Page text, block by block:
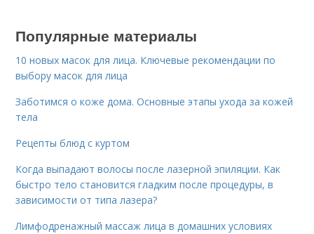
Популярные материалы
10 новых масок для лица. Ключевые рекомендации по
выбору масок для лица
Заботимся о коже дома. Основные этапы ухода за кожей
тела
Рецепты блюд с куртом
Когда выпадают волосы после лазерной эпиляции. Как
быстро тело становится гладким после процедуры, в
зависимости от типа лазера?
Лимфодренажный массаж лица в домашних условиях